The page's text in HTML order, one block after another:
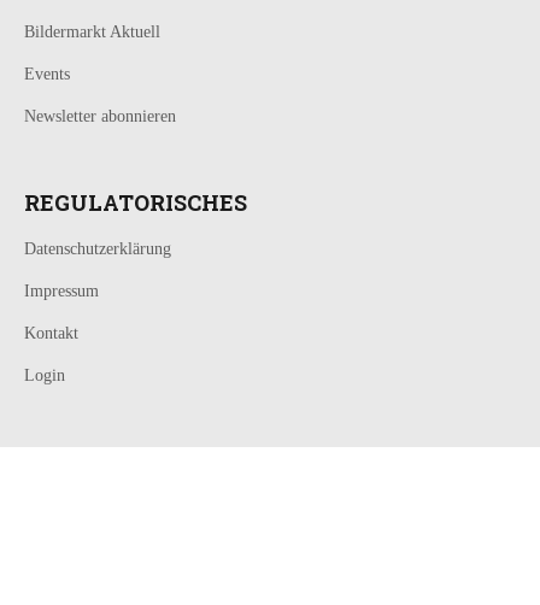
Bildermarkt Aktuell
Events
Newsletter abonnieren
REGULATORISCHES
Datenschutzerklärung
Impressum
Kontakt
Login